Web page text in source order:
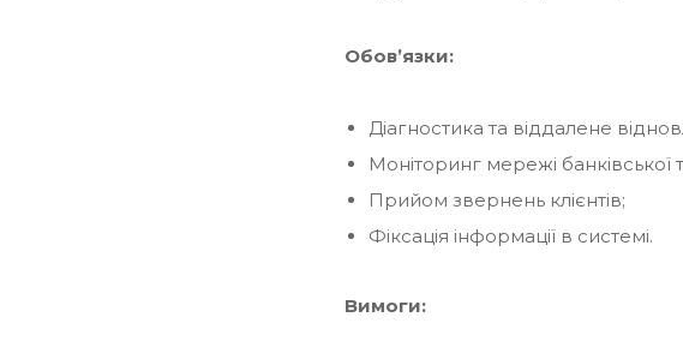
Обов’язки:
Діагностика та віддалене
Моніторинг мережі банківської
Прийом звернень клієнтів;
Фіксація інформації в системі.
Вимоги: